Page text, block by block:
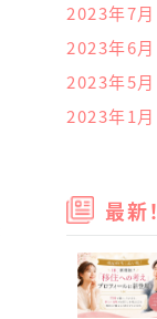
2023年7月
2023年6月
2023年5月
2023年1月
最新